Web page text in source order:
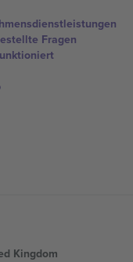
Fragen
Kingdom